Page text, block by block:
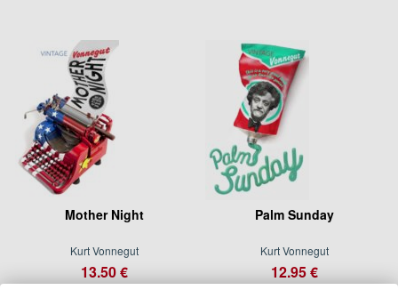
Mother Night
Kurt Vonnegut
13.50 €
Palm Sunday
Kurt Vonnegut
12.95 €